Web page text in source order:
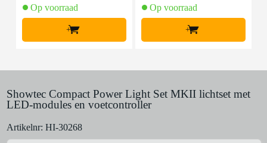
Op voorraad
+
Op voorraad
+
Showtec Compact Power Light Set MKII lichtset met
LED-modules en voetcontroller
Artikelnr: HI-30268